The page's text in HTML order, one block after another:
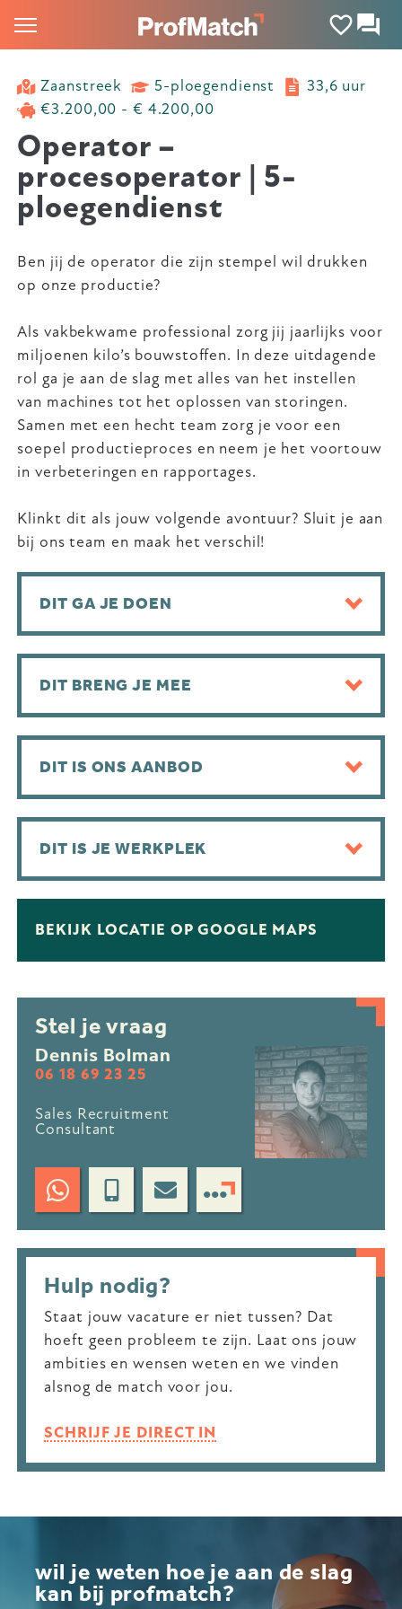
Zaanstreek 5-ploegendienst
33,6 uur
€3.200,00 - € 4.200,00
Operator –
procesoperator | 5-
ploegendienst
Ben jij de operator die zijn stempel wil drukken
op onze productie?
Als vakbekwame professional zorg jij jaarlijks voor
miljoenen kilo’s bouwstoffen. In deze uitdagende
rol ga je aan de slag met alles van het instellen
van machines tot het oplossen van storingen.
Samen met een hecht team zorg je voor een
soepel productieproces en neem je het voortouw
in verbeteringen en rapportages.
Klinkt dit als jouw volgende avontuur? Sluit je aan
bij ons team en maak het verschil!
DIT GA JE DOEN
DIT BRENG JE MEE
DIT IS ONS AANBOD
DIT IS JE WERKPLEK
BEKIJK LOCATIE OP GOOGLE MAPS
Stel je vraag
Dennis Bolman
06 18 69 23 25
Sales Recruitment
Consultant
Hulp nodig?
Staat jouw vacature er niet tussen? Dat
hoeft geen probleem te zijn. Laat ons jouw
ambities en wensen weten en we vinden
alsnog de match voor jou.
SCHRIJF JE DIRECT IN
wil je weten hoe je aan de slag
kan bij profmatch?